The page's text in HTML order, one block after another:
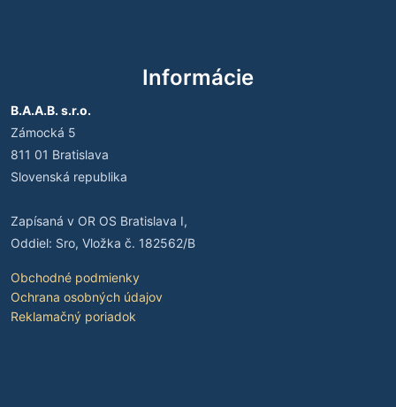
Informácie
B.A.A.B. s.r.o.
Zámocká 5
811 01 Bratislava
Slovenská republika
Zapísaná v OR OS Bratislava I,
Oddiel: Sro, Vložka č. 182562/B
Obchodné podmienky
Ochrana osobných údajov
Reklamačný poriadok